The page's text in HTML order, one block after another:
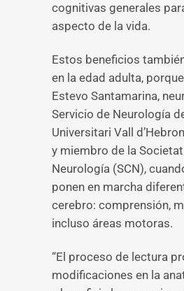
cognitivas generales
aspecto de la vida.
Estos beneficios
en la edad adulta,
Estevo Santamarina,
Servicio de Neurología
Universitari Vall
y miembro de la
Neurología (SCN),
ponen en marcha
cerebro: comprensión,
incluso áreas motoras.
“El proceso de lectura
modificaciones en la